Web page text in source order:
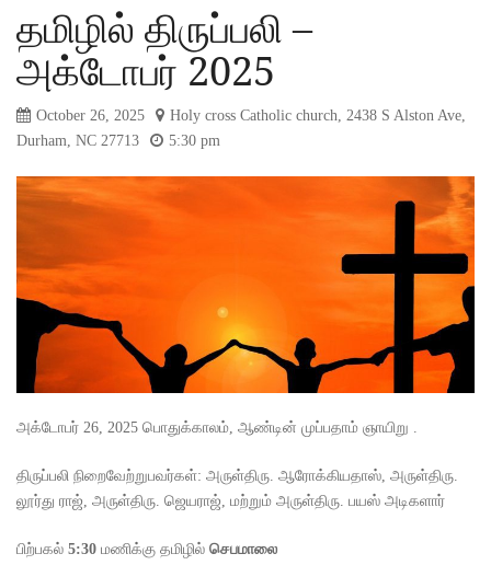
தமிழில் திருப்பலி –
அக்டோபர் 2025
October 26, 2025
Holy cross Catholic church, 2438 S Alston Ave,
Durham, NC 27713
5:30 pm
அக்டோபர் 26, 2025 பொதுக்காலம், ஆண்டின் முப்பதாம் ஞாயிறு .
திருப்பலி நிறைவேற்றுபவர்கள்: அருள்திரு. ஆரோக்கியதாஸ், அருள்திரு.
லூர்து ராஜ், அருள்திரு. ஜெயராஜ், மற்றும் அருள்திரு. பயஸ் அடிகளார்
பிற்பகல் 5:30 மணிக்கு தமிழில் செபமாலை